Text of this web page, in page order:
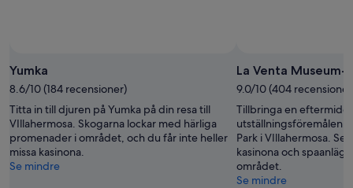
Yumka
8.6/10 (184 recensioner)
Titta in till djuren på Yumka på din resa till
VIllahermosa. Skogarna lockar med härliga
promenader i området, och du får inte heller
missa kasinona.
Se mindre
La Venta Museum-
9.0/10 (404
Tillbringa en
utställningsföremålen
Park i VIllahermosa.
kasinona och
området.
Se mindre